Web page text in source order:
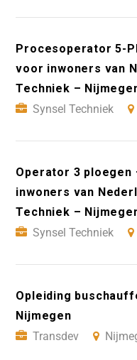
Procesoperator 5-
voor inwoners van
Techniek –
Synsel Techniek
Operator 3 ploegen
inwoners van
Techniek –
Synsel Techniek
Opleiding
Nijmegen
Transdev